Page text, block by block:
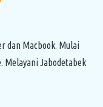
dan Macbook. Mulai
Melayani Jabodetabek